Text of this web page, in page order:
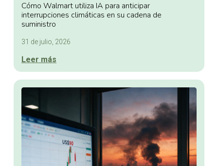
Cómo Walmart utiliza IA para anticipar
interrupciones climáticas en su cadena de
suministro
31 de julio, 2026
Leer más